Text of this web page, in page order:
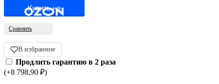
Купить на
Сравнить
В избранное
Продлить гарантию в 2 раза
(+8 798,90 ₽)